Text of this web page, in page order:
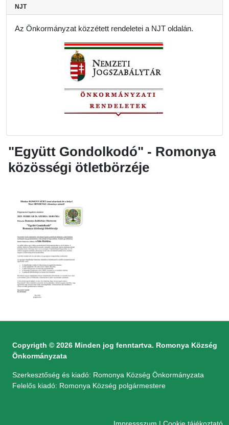
NJT
Az Önkormányzat közzétett rendeletei a NJT oldalán.
"Együtt Gondolkodó" - Romonya
közösségi ötletbörzéje
Copyrigth © 2026 Minden jog fenntartva. Romonya Község
Önkormányzata
Szerkesztőség és kiadó: Romonya Község Önkormányzata
Felelős kiadó: Romonya Község polgármestere